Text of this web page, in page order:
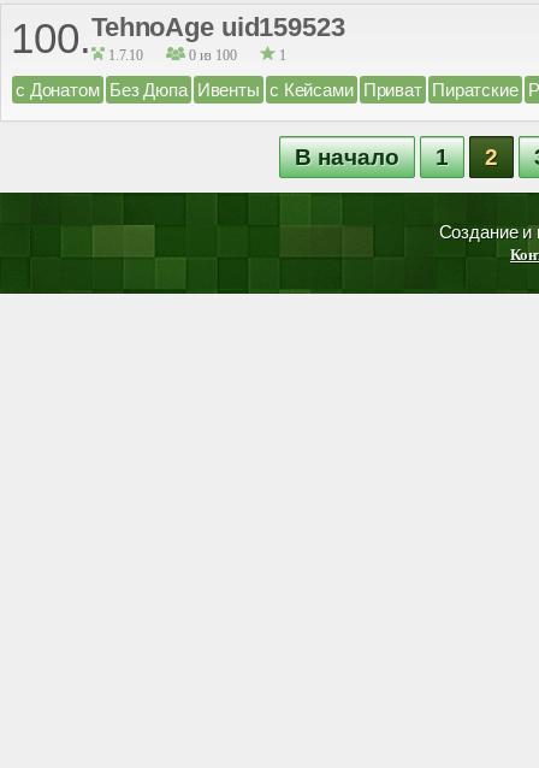
100.TehnoAge uid159523
1.7.10 0 из 100 1
с Донатом Без Дюпа Ивенты с Кейсами Приват Пиратские
В начало 1 2
Создание и